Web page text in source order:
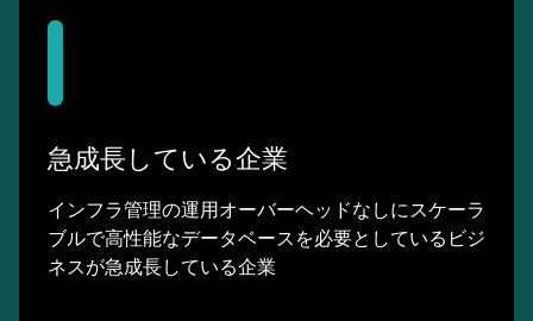
急成長している企業
インフラ管理の運用オーバーヘッドなしにスケーラ
ブルで高性能なデータベースを必要としているビジ
ネスが急成長している企業